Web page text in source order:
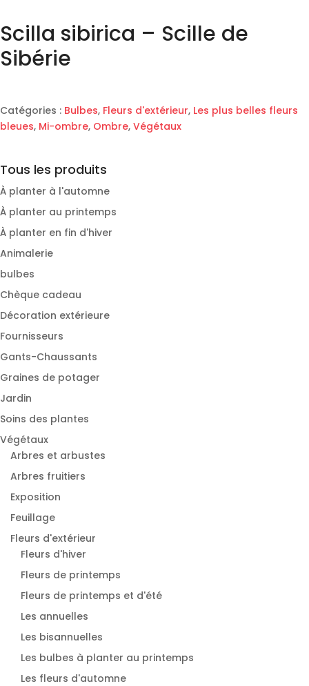
Scilla sibirica – Scille de
Sibérie
Catégories : Bulbes, Fleurs d'extérieur, Les plus belles fleurs
bleues, Mi-ombre, Ombre, Végétaux
Tous les produits
À planter à l'automne
À planter au printemps
À planter en fin d'hiver
Animalerie
bulbes
Chèque cadeau
Décoration extérieure
Fournisseurs
Gants-Chaussants
Graines de potager
Jardin
Soins des plantes
Végétaux
Arbres et arbustes
Arbres fruitiers
Exposition
Feuillage
Fleurs d'extérieur
Fleurs d'hiver
Fleurs de printemps
Fleurs de printemps et d'été
Les annuelles
Les bisannuelles
Les bulbes à planter au printemps
Les fleurs d'automne